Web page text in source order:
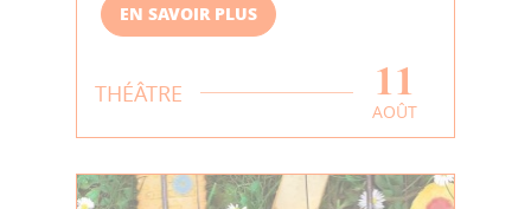
EN SAVOIR PLUS
THÉÂTRE 11
AOÛT